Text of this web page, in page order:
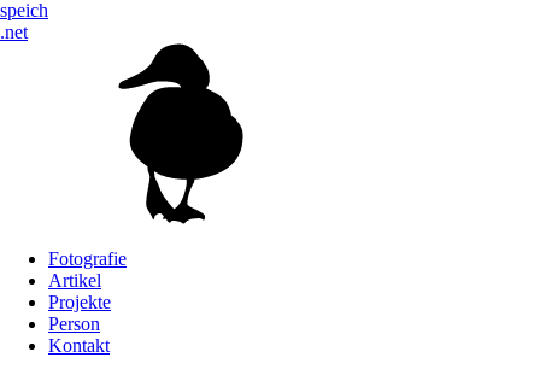
speich
.net
Fotografie
Artikel
Projekte
Person
Kontakt